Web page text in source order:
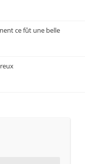
ce fût une belle